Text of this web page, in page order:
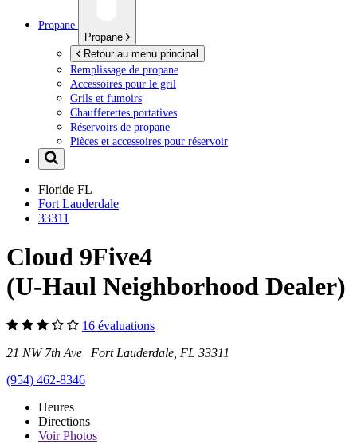
Propane
Propane
Retour au menu principal
Remplissage de propane
Accessoires pour le gril
Grils et fumoirs
Chaufferettes portatives
Réservoirs de propane
Pièces et accessoires pour réservoir
Floride FL
Fort Lauderdale
33311
Cloud 9Five4
(U-Haul Neighborhood Dealer)
16 évaluations
21 NW 7th Ave Fort Lauderdale, FL 33311
(954) 462-8346
Heures
Directions
VoirPhotos